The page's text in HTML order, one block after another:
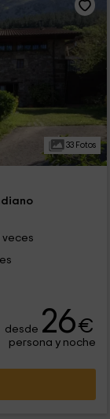
33 Fotos
veces
desde 26€
persona y noche